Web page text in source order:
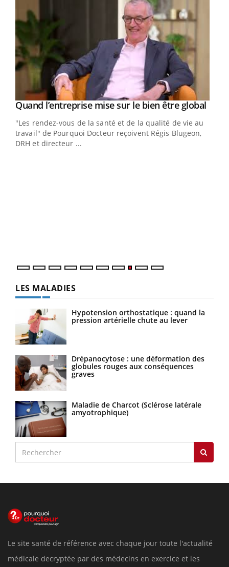
Youtube
Quand l’entreprise mise sur le bien être global
"Les rendez-vous de la santé et de la qualité de vie au
travail" de Pourquoi Docteur reçoivent Régis Blugeon,
DRH et directeur ...
LES MALADIES
Hypotension orthostatique : quand la
pression artérielle chute au lever
Drépanocytose : une déformation des
globules rouges aux conséquences
graves
Maladie de Charcot (Sclérose latérale
amyotrophique)
Le site santé de référence avec chaque jour toute l'actualité
médicale decryptée par des médecins en exercice et les